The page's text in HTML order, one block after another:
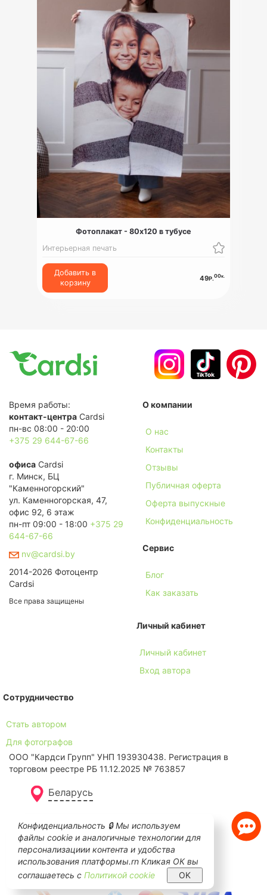
Фотоплакат - 80x120 в тубусе
Интерьерная печать
Добавить в
корзину
49Р.00к.
Конфиденциальность 🔒 Мы используем
файлы cookie и аналогичные технологии для
персонализациии контента и удобства
использования платформы.rn Кликая ОК вы
соглашаетесь с Политикой cookie OK
Время работы:
контакт-центра Cardsi
пн-вс 08:00 - 20:00
+375 29 644-67-66
офиса Cardsi
г. Минск, БЦ
"Каменногорский"
ул. Каменногорская, 47,
офис 92, 6 этаж
пн-пт 09:00 - 18:00 +375 29
644-67-66
nv@cardsi.by
2014-2026 Фотоцентр
Cardsi
Все права защищены
О компании
О нас
Контакты
Отзывы
Публичная оферта
Оферта выпускные
Конфиденциальность
Сервис
Блог
Как заказать
Личный кабинет
Личный кабинет
Вход автора
Сотрудничество
Стать автором
Для фотографов
ООО "Кардси Групп" УНП 193930438. Региcтрация в
торговом реестре РБ 11.12.2025 № 763857
Беларусь